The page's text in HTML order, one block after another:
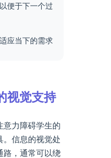
便于下一个过
应当下的需求
视觉支持
意力障碍学生的
。信息的视觉处
路，通常可以绕